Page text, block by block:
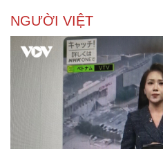
NGƯỜI VIỆT